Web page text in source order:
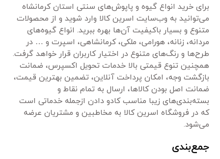
برای خرید انواع گیوه و پاپوش‌های سنتی استان کرمانشاه
می‌توانید به وب‌سایت اسرین کالا وارد شوید و از محصولات
متنوع و بسیار باکیفیت آن‌ها بهره ببرید. انواع گیوه‌های
مردانه، زنانه، هورامی، ملکی، کرمانشاهی، اسپرت و … در
طرح‌ها و رنگ‌های متنوع در اختیار کاربران قرار خواهد گرفت.
همچنین تنوع قیمتی بالا خدمات تحویل اکسپرس، ضمانت
بازگشت وجه، امکان پرداخت آنلاین، تضمین بهترین قیمت،
ضمانت اصل بودن کالاها، ارسال به تمام نقاط و
بسته‌بندی‌های زیبا مناسب کادو دادن ازجمله خدماتی است
که در فروشگاه اسرین کالا به مخاطبین و مشتریان عرضه
می‌شود.
جمع‌بندی